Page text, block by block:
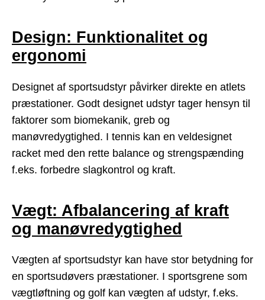
Design: Funktionalitet og
ergonomi
Designet af sportsudstyr påvirker direkte en atlets
præstationer. Godt designet udstyr tager hensyn til
faktorer som biomekanik, greb og
manøvredygtighed. I tennis kan en veldesignet
racket med den rette balance og strengspænding
f.eks. forbedre slagkontrol og kraft.
Vægt: Afbalancering af kraft
og manøvredygtighed
Vægten af sportsudstyr kan have stor betydning for
en sportsudøvers præstationer. I sportsgrene som
vægtløftning og golf kan vægten af udstyr, f.eks.